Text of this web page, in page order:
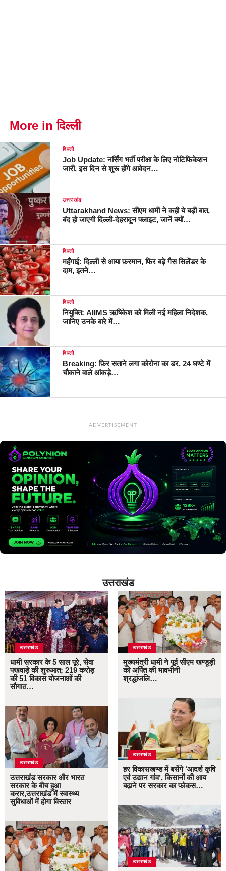
More in दिल्ली
दिल्ली
Job Update: नर्सिंग भर्ती परीक्षा के लिए नोटिफिकेशन
जारी, इस दिन से शुरू होंगे आवेदन…
उत्तराखंड
Uttarakhand News: सीएम धामी ने कही ये बड़ी बात,
बंद हो जाएगी दिल्ली-देहरादून फ्लाइट, जानें क्यों…
दिल्ली
महँगाई: दिल्ली से आया फ़रमान, फिर बढ़े गैस सिलेंडर के
दाम, इतने…
दिल्ली
नियुक्ति: AIIMS ऋषिकेश को मिली नई महिला निदेशक,
जानिए उनके बारे में…
दिल्ली
Breaking: फ़िर सताने लगा कोरोना का डर, 24 घण्टे में
चौकाने वाले आंकड़े…
ADVERTISEMENT
उत्तराखंड
उत्तराखंड
धामी सरकार के 5 साल पूरे, सेवा
पखवाड़े की शुरुआत; 219 करोड़
की 51 विकास योजनाओं की
सौगात…
उत्तराखंड
उत्तराखंड सरकार और भारत
सरकार के बीच हुआ
करार,उत्तराखंड में स्वास्थ्य
सुविधाओं में होगा विस्तार
उत्तराखंड
मुख्यमंत्री धामी ने पूर्व सीएम खण्डूड़ी
को अर्पित की भावभीनी
श्रद्धांजलि…
उत्तराखंड
हर विकासखण्ड में बसेंगे ‘आदर्श कृषि
एवं उद्यान गांव’, किसानों की आय
बढ़ाने पर सरकार का फोकस…
उत्तराखंड